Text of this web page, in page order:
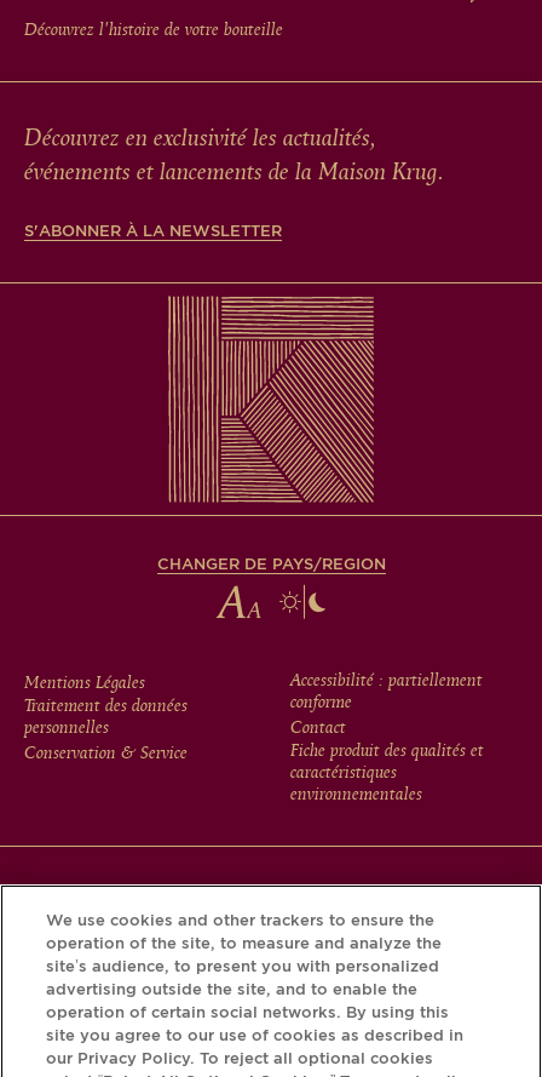
Découvrez l'histoire de votre bouteille
Découvrez en exclusivité les actualités,
événements et lancements de la Maison Krug.
S'ABONNER À LA NEWSLETTER
CHANGER DE PAYS/REGION
FOOTER
MENU
Mentions Légales
Traitement des données
personnelles
Conservation & Service
Accessibilité : partiellement
conforme
Contact
Fiche produit des qualités et
caractéristiques
environnementales
votre bouteille grâce au Krug iD.
We use cookies and other trackers to ensure the
operation of the site, to measure and analyze the
site’s audience, to present you with personalized
advertising outside the site, and to enable the
operation of certain social networks. By using this
site you agree to our use of cookies as described in
our Privacy Policy. To reject all optional cookies